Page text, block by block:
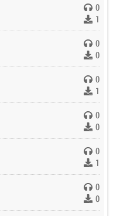
0
1
0
0
0
1
0
0
0
1
0
0